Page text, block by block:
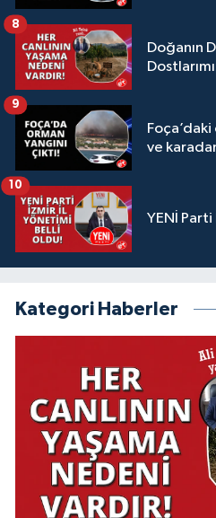
Doğanın
8
Foça’daki
ve
9
YENİ Parti
10
Kategori Haberler